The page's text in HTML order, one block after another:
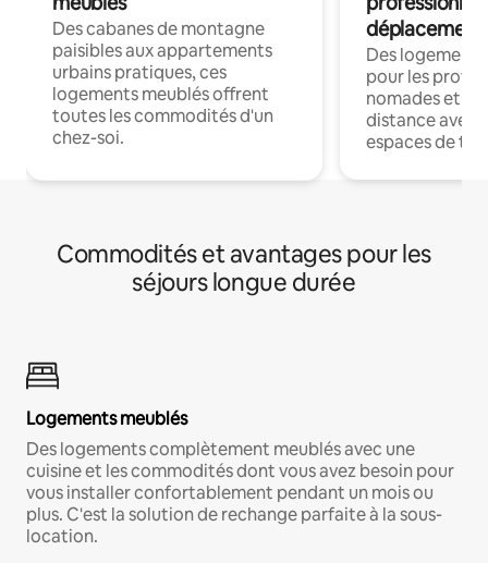
Des cabanes de montagne
paisibles aux appartements
urbains pratiques, ces
logements meublés offrent
toutes les commodités d'un
chez-soi.
déplacement
Des
pour les
nomades et
distance avec
espaces de
Commodités et avantages pour les
séjours longue durée
Logements meublés
Des logements complètement meublés avec une
cuisine et les commodités dont vous avez besoin pour
vous installer confortablement pendant un mois ou
plus. C'est la solution de rechange parfaite à la sous-
location.